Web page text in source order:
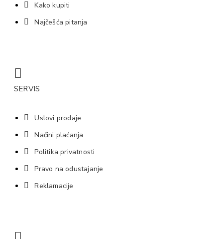
Kako kupiti
Najčešća pitanja
SERVIS
Uslovi prodaje
Načini plaćanja
Politika privatnosti
Pravo na odustajanje
Reklamacije